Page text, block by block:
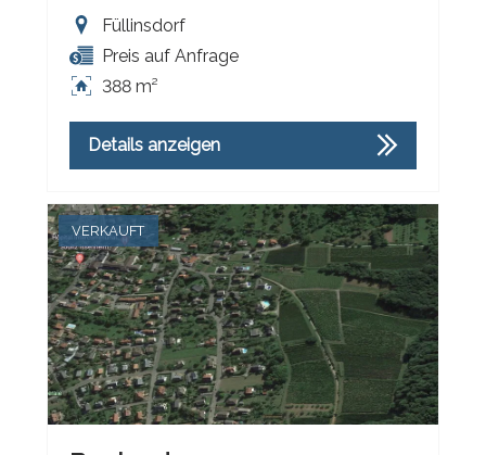
Füllinsdorf
Preis auf Anfrage
388 m²
Details anzeigen
VERKAUFT